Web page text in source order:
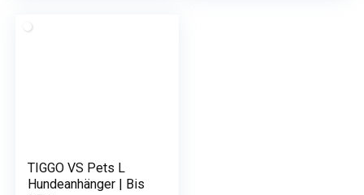
TIGGO VS Pets L
Hundeanhänger | Bis